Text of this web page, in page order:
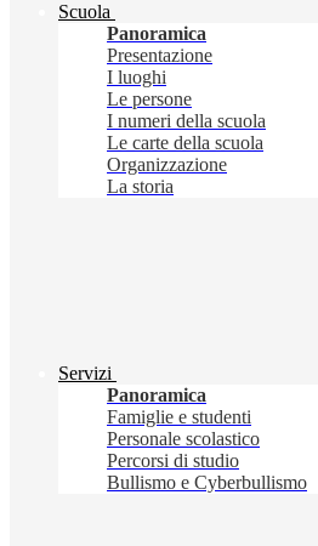
Scuola
Panoramica
Presentazione
I luoghi
Le persone
I numeri della scuola
Le carte della scuola
Organizzazione
La storia
Servizi
Panoramica
Famiglie e studenti
Personale scolastico
Percorsi di studio
Bullismo e Cyberbullismo